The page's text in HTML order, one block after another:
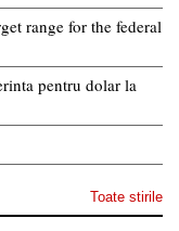
range for the federal
pentru dolar la
Toate stirile